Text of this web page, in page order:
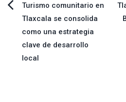
Navegación
de
entradas
Turismo comunitario en
Tlaxcala se consolida
como una estrategia
clave de desarrollo
local